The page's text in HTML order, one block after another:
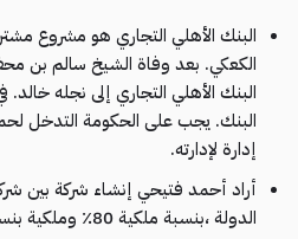
البنك الأهلي التجاري هو مشروع
الكعكي. بعد وفاة الشيخ سالم بن
البنك الأهلي التجاري إلى نجله
البنك. يجب على الحكومة التدخل
إدارة لإدارته.
أراد أحمد فتيحي إنشاء شركة بين
الدولة ،بنسبة ملكية 80٪ وملكية بنسبة 20٪.